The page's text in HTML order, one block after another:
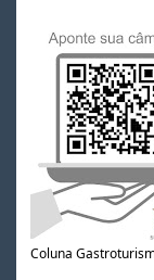
Coluna